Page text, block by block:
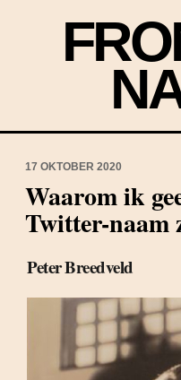
17 OKTOBER 2020
Waarom ik
Twitter-naam
Peter Breedveld